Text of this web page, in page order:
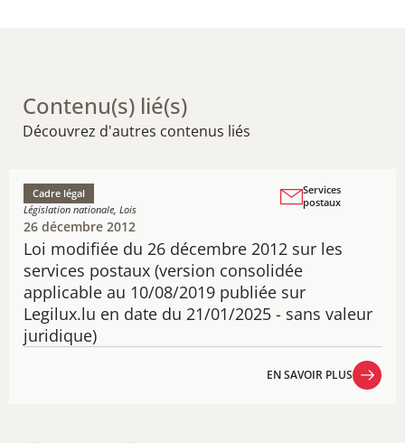
Contenu(s) lié(s)
Découvrez d'autres contenus liés
​Loi modifiée du 26 décembre 2012 sur les
services postaux (version consolidée
applicable au 10/08/2019 publiée sur
Legilux.lu en date du 21/01/2025 - sans valeur
juridique)
Cadre légal
Législation nationale, Lois
Services
postaux
26 décembre 2012
EN SAVOIR PLUS